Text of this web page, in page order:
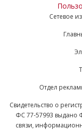
Сетевое
Отдел
Свидетельство о
ФС 77-57993 выдано
связи,